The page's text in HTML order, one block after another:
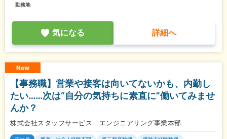
勤務地
気になる 詳細へ
New
【事務職】営業や接客は向いてないかも、内勤し
たい……次は“自分の気持ちに素直に”働いてみませ
んか？
株式会社スタッフサービス エンジニアリング事業本部